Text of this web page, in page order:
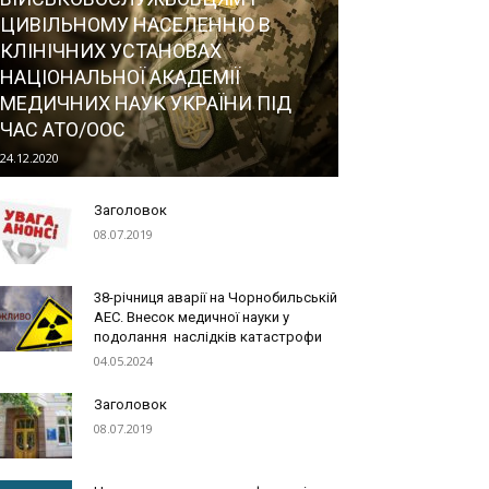
ЦИВІЛЬНОМУ НАСЕЛЕННЮ В
КЛІНІЧНИХ УСТАНОВАХ
НАЦІОНАЛЬНОЇ АКАДЕМІЇ
МЕДИЧНИХ НАУК УКРАЇНИ ПІД
ЧАС АТО/ООС
24.12.2020
Заголовок
08.07.2019
38-річниця аварії на Чорнобильській
АЕС. Внесок медичної науки у
подолання наслідків катастрофи
04.05.2024
Заголовок
08.07.2019